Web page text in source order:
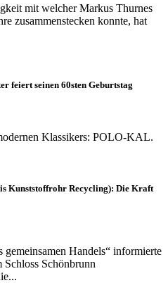
mit welcher Markus Thurnes
zusammenstecken konnte, hat
feiert seinen 60sten Geburtstag
Klassikers: POLO-KAL.
Kunststoffrohr Recycling): Die Kraft
Handels“ informierte
Schönbrunn